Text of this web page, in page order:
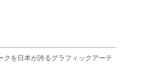
を日本が誇るグラフィックアーテ